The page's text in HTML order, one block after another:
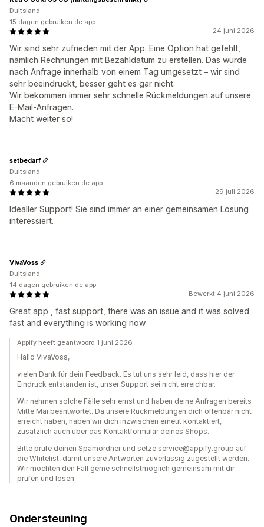
24 juni 2026
Wir sind sehr zufrieden mit der App. Eine Option hat gefehlt,
nämlich Rechnungen mit Bezahldatum zu erstellen. Das wurde
nach Anfrage innerhalb von einem Tag umgesetzt – wir sind
sehr beeindruckt, besser geht es gar nicht.
Wir bekommen immer sehr schnelle Rückmeldungen auf unsere
E-Mail-Anfragen.
Macht weiter so!
Duitsland
15 dagen gebruiken de app
29 juli 2026
Idealler Support! Sie sind immer an einer gemeinsamen Lösung
interessiert.
setbedarf
Duitsland
6 maanden gebruiken de app
Bewerkt 4 juni 2026
Great app , fast support, there was an issue and it was solved
fast and everything is working now
VivaVoss
Duitsland
14 dagen gebruiken de app
Appify heeft geantwoord 1 juni 2026
Hallo VivaVoss,
vielen Dank für dein Feedback. Es tut uns sehr leid, dass hier der
Eindruck entstanden ist, unser Support sei nicht erreichbar.
Wir nehmen solche Fälle sehr ernst und haben deine Anfragen bereits
Mitte Mai beantwortet. Da unsere Rückmeldungen dich offenbar nicht
erreicht haben, haben wir dich inzwischen erneut kontaktiert,
zusätzlich auch über das Kontaktformular deines Shops.
Bitte prüfe deinen Spamordner und setze service@appify.group auf
die Whitelist, damit unsere Antworten zuverlässig zugestellt werden.
Wir möchten den Fall gerne schnellstmöglich gemeinsam mit dir
prüfen und lösen.
Ondersteuning